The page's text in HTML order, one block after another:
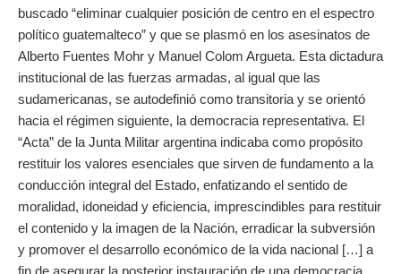
buscado “eliminar cualquier posición de centro en el espectro
político guatemalteco” y que se plasmó en los asesinatos de
Alberto Fuentes Mohr y Manuel Colom Argueta. Esta dictadura
institucional de las fuerzas armadas, al igual que las
sudamericanas, se autodefinió como transitoria y se orientó
hacia el régimen siguiente, la democracia representativa. El
“Acta” de la Junta Militar argentina indicaba como propósito
restituir los valores esenciales que sirven de fundamento a la
conducción integral del Estado, enfatizando el sentido de
moralidad, idoneidad y eficiencia, imprescindibles para restituir
el contenido y la imagen de la Nación, erradicar la subversión
y promover el desarrollo económico de la vida nacional […] a
fin de asegurar la posterior instauración de una democracia